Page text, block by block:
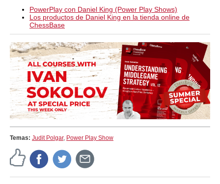
PowerPlay con Daniel King (Power Play Shows)
Los productos de Daniel King en la tienda online de
ChessBase
Temas: Judit Polgar, Power Play Show